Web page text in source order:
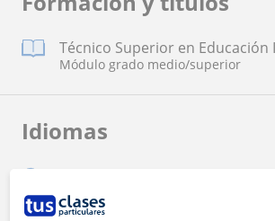
Técnico Superior en Educación
Módulo grado medio/superior
Idiomas
Francés